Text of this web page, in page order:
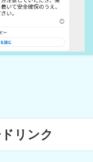
リンク